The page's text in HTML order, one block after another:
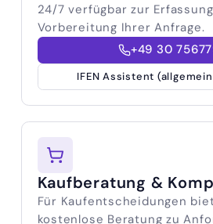
24/7 verfügbar zur
Vorbereitung Ihrer Anfrage.
+49 30
IFEN Assistent
Kaufberatung &
Für Kaufentscheidungen
kostenlose Beratung zu